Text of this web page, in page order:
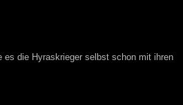
es die Hyraskrieger selbst schon mit ihren